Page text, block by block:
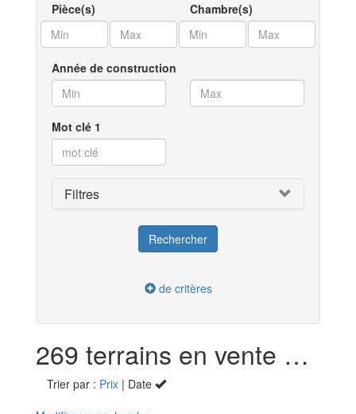
Pièce(s) Chambre(s)
Année de construction
Mot clé 1
Filtres
de critères
269 terrains en vente dans la Charente-Maritime (17)
Trier par : Prix | Date